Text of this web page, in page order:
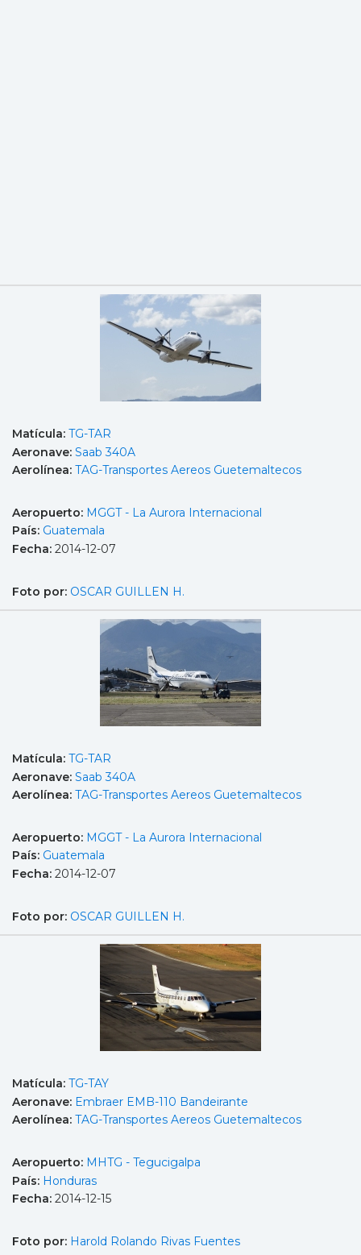
Matícula: TG-TAR
Aeronave: Saab 340A
Aerolínea: TAG-Transportes Aereos Guetemaltecos
Aeropuerto: MGGT - La Aurora Internacional
País: Guatemala
Fecha: 2014-12-07
Foto por: OSCAR GUILLEN H.
Matícula: TG-TAR
Aeronave: Saab 340A
Aerolínea: TAG-Transportes Aereos Guetemaltecos
Aeropuerto: MGGT - La Aurora Internacional
País: Guatemala
Fecha: 2014-12-07
Foto por: OSCAR GUILLEN H.
Matícula: TG-TAY
Aeronave: Embraer EMB-110 Bandeirante
Aerolínea: TAG-Transportes Aereos Guetemaltecos
Aeropuerto: MHTG - Tegucigalpa
País: Honduras
Fecha: 2014-12-15
Foto por: Harold Rolando Rivas Fuentes